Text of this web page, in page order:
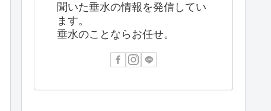
聞いた垂水の情報を発信してい
ます。
垂水のことならお任せ。